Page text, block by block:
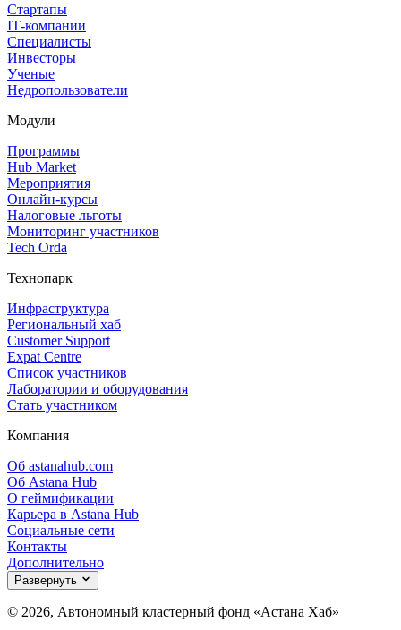
Стартапы
IT‑компании
Специалисты
Инвесторы
Ученые
Недропользователи
Модули
Программы
Hub Market
Мероприятия
Онлайн‑курсы
Налоговые льготы
Мониторинг участников
Tech Orda
Технопарк
Инфраструктура
Региональный хаб
Customer Support
Expat Centre
Список участников
Лаборатории и оборудования
Стать участником
Компания
Об astanahub.com
Об Astana Hub
О геймификации
Карьера в Astana Hub
Социальные сети
Контакты
Дополнительно
Развернуть
© 2026, Автономный кластерный фонд «Астана Хаб»